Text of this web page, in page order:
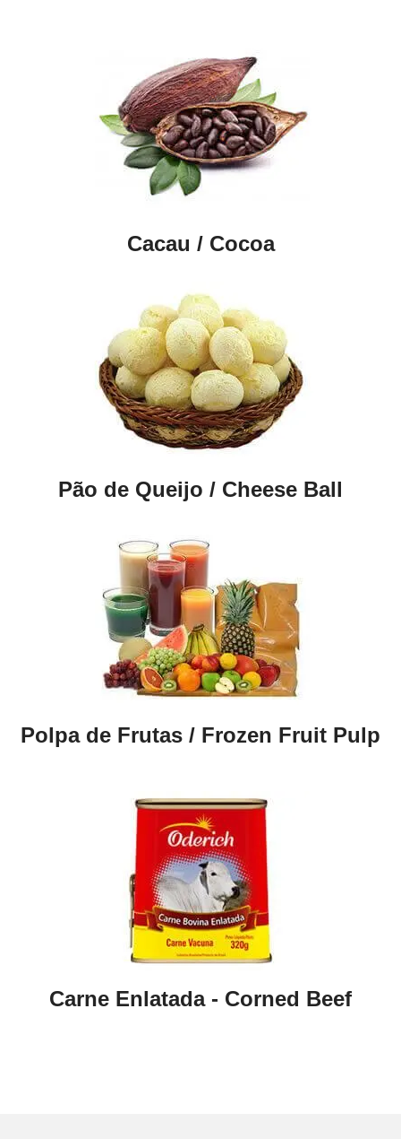
Cacau / Cocoa
Pão de Queijo / Cheese Ball
Polpa de Frutas / Frozen Fruit Pulp
Carne Enlatada - Corned Beef